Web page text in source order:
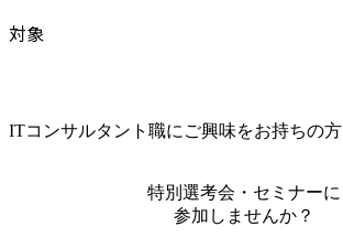
対象
ITコンサルタント職にご興味をお持ちの方
特別選考会・セミナーに
参加しませんか？